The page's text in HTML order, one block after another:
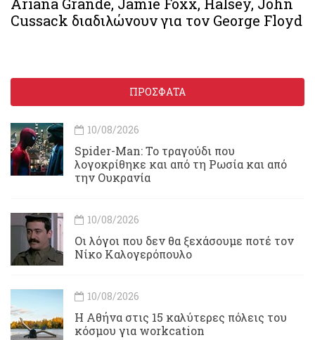
Cussack διαδιλώνουν για τον George Floyd
ΠΡΟΣΦΑΤΑ
10/08/2026
Spider-Man: Το τραγούδι που
λογοκρίθηκε και από τη Ρωσία και από
την Ουκρανία
10/08/2026
Οι λόγοι που δεν θα ξεχάσουμε ποτέ τον
Νίκο Καλογερόπουλο
10/08/2026
Η Αθήνα στις 15 καλύτερες πόλεις του
κόσμου για workcation